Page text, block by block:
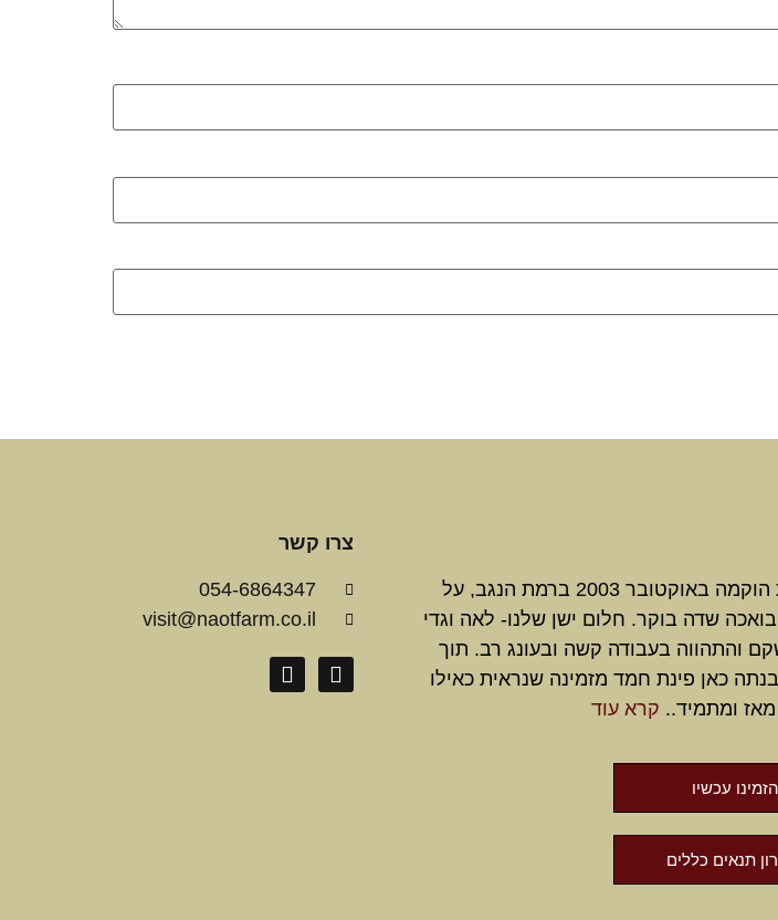
חוות נאות הוקמה באוקטובר 2003 ברמת הנגב, על
40, בואכה שדה בוקר. חלום ישן שלנו- לאה וגדי
והתהווה בעבודה קשה ובעונג רב. תוך
כאן פינת חמד מזמינה שנראית כאילו
ומתמיד.. קרא עוד
הזמינו עכשיו
תנאים כללים
צרו קשר
054-6864347
visit@naotfarm.co.il